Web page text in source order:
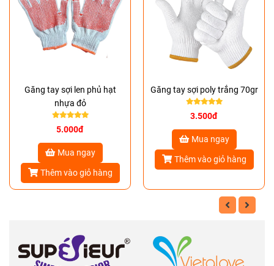
Găng tay sợi len phủ hạt
nhựa đỏ
5.000đ
Mua ngay
Thêm vào giỏ hàng
Găng tay sợi poly trắng 70gr
3.500đ
Mua ngay
Thêm vào giỏ hàng